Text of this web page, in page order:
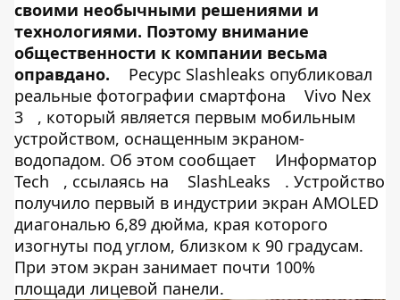
своими необычными решениями и
технологиями. Поэтому внимание
общественности к компании весьма
оправдано.
Ресурс Slashleaks опубликовал
реальные фотографии смартфона
Vivo Nex
3
, который является первым мобильным
устройством, оснащенным экраном-
водопадом. Об этом сообщает
Информатор
Tech
, ссылаясь на SlashLeaks
. Устройство
получило первый в индустрии экран AMOLED
диагональю 6,89 дюйма, края которого
изогнуты под углом, близком к 90 градусам.
При этом экран занимает почти 100%
площади лицевой панели.